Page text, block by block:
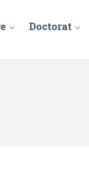
Doctorat